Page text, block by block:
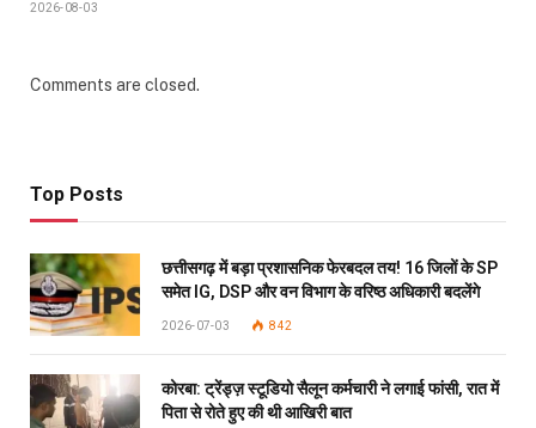
2026-08-03
Comments are closed.
Top Posts
छत्तीसगढ़ में बड़ा प्रशासनिक फेरबदल तय! 16 जिलों के SP
समेत IG, DSP और वन विभाग के वरिष्ठ अधिकारी बदलेंगे
2026-07-03 842
कोरबा: ट्रेंड्ज़ स्टूडियो सैलून कर्मचारी ने लगाई फांसी, रात में
पिता से रोते हुए की थी आखिरी बात